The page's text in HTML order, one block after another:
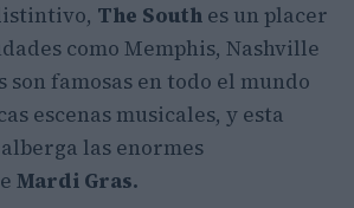
The South es un placer
como Memphis, Nashville
son famosas en todo el mundo
escenas musicales, y esta
las enormes
Mardi Gras.